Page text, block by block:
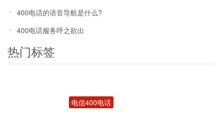
400电话的语音导航是什么?
400电话服务呼之欲出
热门标签
电信400电话